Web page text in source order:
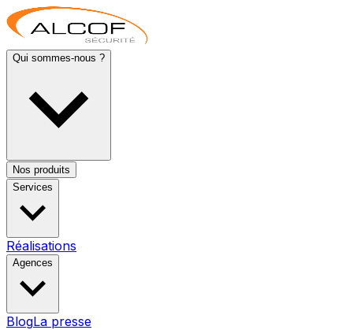
Qui sommes-nous ?
Nos produits
Services
Réalisations
Agences
BlogLa presse